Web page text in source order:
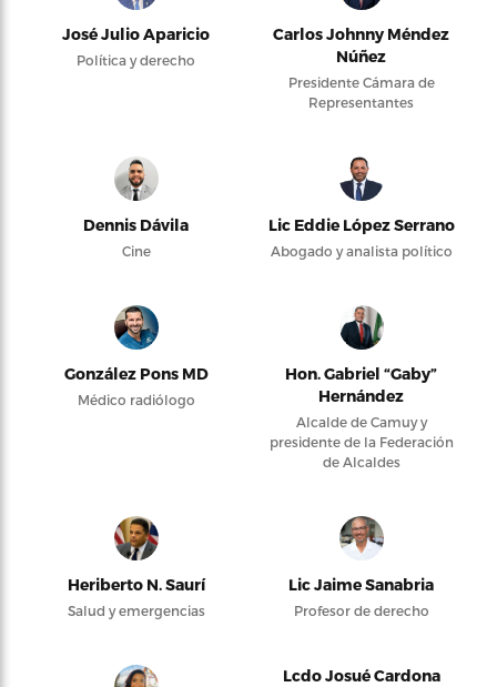
José Julio Aparicio
Política y derecho
Carlos Johnny Méndez
Núñez
Presidente Cámara de
Representantes
Dennis Dávila
Cine
Lic Eddie López Serrano
Abogado y analista político
González Pons MD
Médico radiólogo
Hon. Gabriel “Gaby”
Hernández
Alcalde de Camuy y
presidente de la Federación
de Alcaldes
Heriberto N. Saurí
Salud y emergencias
Lic Jaime Sanabria
Profesor de derecho
Lcdo Josué Cardona